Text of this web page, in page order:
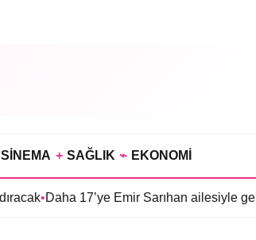
SİNEMA + SAĞLIK ⌁ EKONOMİ
•Daha 17’ye Emir Sarıhan ailesiyle geliyor•